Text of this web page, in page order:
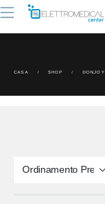
CASA SHOP DONJOY